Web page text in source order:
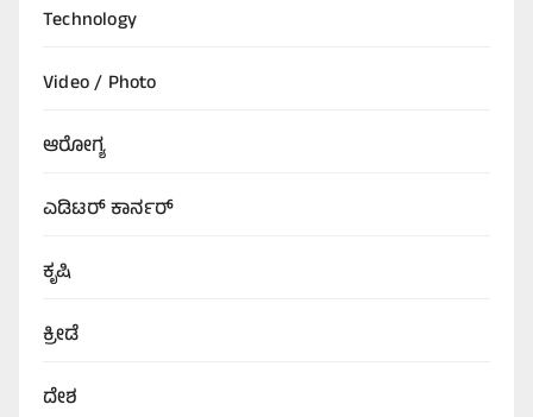
Technology
Video / Photo
ಆರೋಗ್ಯ
ಎಡಿಟರ್‌ ಕಾರ್ನರ್
ಕೃಷಿ
ಕ್ರೀಡೆ
ದೇಶ